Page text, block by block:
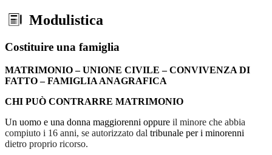
Modulistica
Costituire una famiglia
MATRIMONIO – UNIONE CIVILE – CONVIVENZA DI
FATTO – FAMIGLIA ANAGRAFICA
CHI PUÒ CONTRARRE MATRIMONIO
Un uomo e una donna maggiorenni oppure il minore che abbia
compiuto i 16 anni, se autorizzato dal tribunale per i minorenni
dietro proprio ricorso.